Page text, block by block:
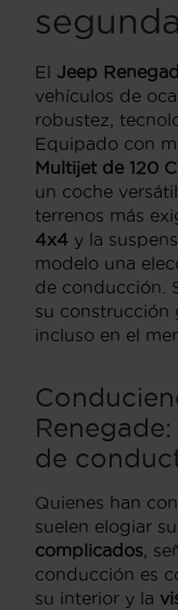
El Jeep
vehículos de
robustez,
Equipado con
Multijet de 120
un coche
terrenos más
4x4 y la
modelo una
de conducción.
su construcción
incluso en el
de
Quienes han
suelen elogiar su
complicados ,
conducción es
su interior y la